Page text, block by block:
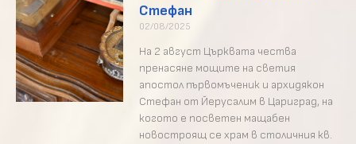
Стефан
02/08/2025
На 2 август Църквата чества
пренасяне мощите на светия
апостол първомъченик и архидякон
Стефан от Йерусалим в Цариград, на
когото е посветен мащабен
новостроящ се храм в столичния кв.